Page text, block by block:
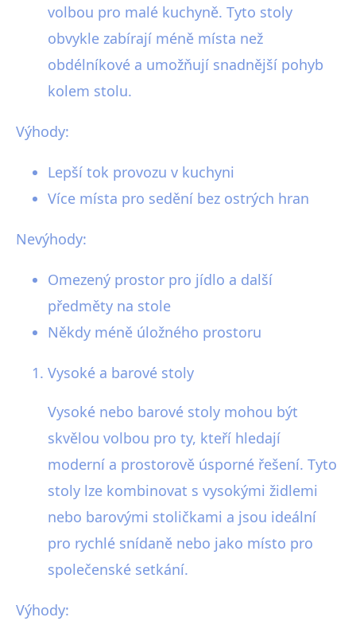
volbou pro malé kuchyně. Tyto stoly
obvykle zabírají méně místa než
obdélníkové a umožňují snadnější pohyb
kolem stolu.
Výhody:
Lepší tok provozu v kuchyni
Více místa pro sedění bez ostrých hran
Nevýhody:
Omezený prostor pro jídlo a další
předměty na stole
Někdy méně úložného prostoru
Vysoké a barové stoly
Vysoké nebo barové stoly mohou být
skvělou volbou pro ty, kteří hledají
moderní a prostorově úsporné řešení. Tyto
stoly lze kombinovat s vysokými židlemi
nebo barovými stoličkami a jsou ideální
pro rychlé snídaně nebo jako místo pro
společenské setkání.
Výhody: